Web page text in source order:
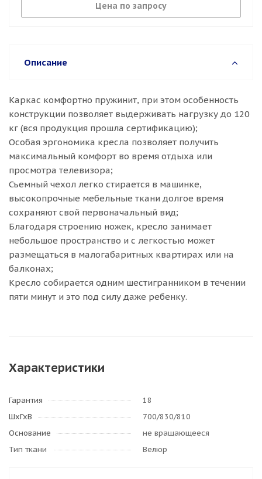
Цена по запросу
Описание
Каркас комфортно пружинит, при этом особенность
конструкции позволяет выдерживать нагрузку до 120
кг (вся продукция прошла сертификацию);
Особая эргономика кресла позволяет получить
максимальный комфорт во время отдыха или
просмотра телевизора;
Съемный чехол легко стирается в машинке,
высокопрочные мебельные ткани долгое время
сохраняют свой первоначальный вид;
Благодаря строению ножек, кресло занимает
небольшое пространство и с легкостью может
размещаться в малогабаритных квартирах или на
балконах;
Кресло собирается одним шестигранником в течении
пяти минут и это под силу даже ребенку.
Характеристики
Гарантия
18
ШхГхВ
700/830/810
Основание
не вращающееся
Тип ткани
Велюр